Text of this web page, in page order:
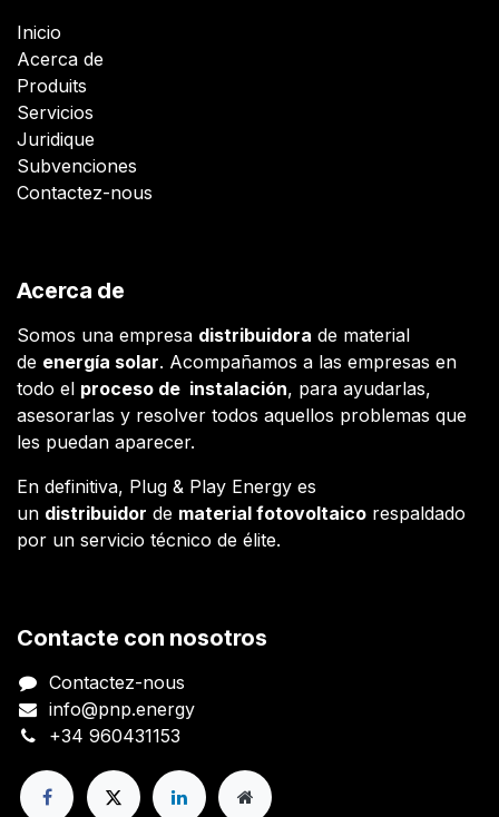
Inicio
Acerca de
Produits
Servicios
Juridique
Subvenciones
Contactez-nous
Acerca de
Somos una empresa distribuidora de material
de energía solar. Acompañamos a las empresas en
todo el proceso de instalación, para ayudarlas,
asesorarlas y resolver todos aquellos problemas que
les puedan aparecer.
En definitiva, Plug & Play Energy es
un distribuidor de material fotovoltaico respaldado
por un servicio técnico de élite.
Contacte con nosotros
Contactez-nous
info@pnp.energy
+34 960431153